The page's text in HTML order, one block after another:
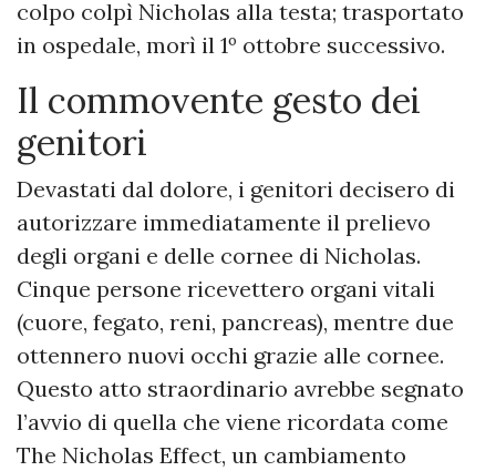
colpo colpì Nicholas alla testa; trasportato
in ospedale, morì il 1º ottobre successivo.
Il commovente gesto dei
genitori
Devastati dal dolore, i genitori decisero di
autorizzare immediatamente il prelievo
degli organi e delle cornee di Nicholas.
Cinque persone ricevettero organi vitali
(cuore, fegato, reni, pancreas), mentre due
ottennero nuovi occhi grazie alle cornee.
Questo atto straordinario avrebbe segnato
l’avvio di quella che viene ricordata come
The Nicholas Effect, un cambiamento